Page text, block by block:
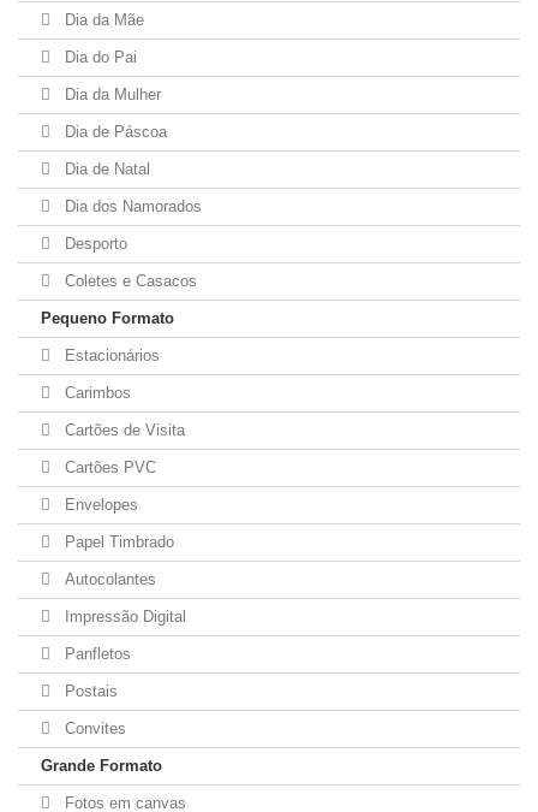
Dia da Mãe
Dia do Pai
Dia da Mulher
Dia de Páscoa
Dia de Natal
Dia dos Namorados
Desporto
Coletes e Casacos
Pequeno Formato
Estacionários
Carimbos
Cartões de Visita
Cartões PVC
Envelopes
Papel Timbrado
Autocolantes
Impressão Digital
Panfletos
Postais
Convites
Grande Formato
Fotos em canvas